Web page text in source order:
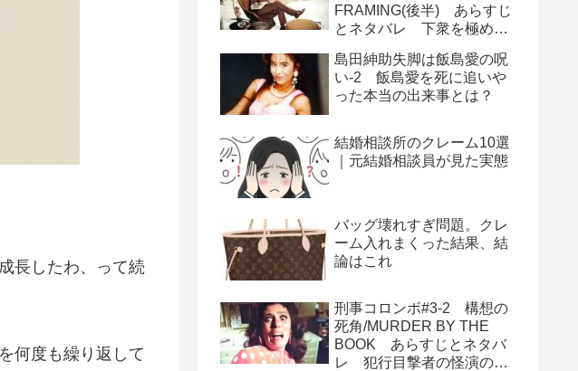
長したわ、って続
何度も繰り返して
FRAMING(後半) あらすじ
とネタバレ 下衆を極めた
島田紳助失脚は飯島愛の呪
い-2 飯島愛を死に追いや
った本当の出来事とは？
結婚相談所のクレーム10選
｜元結婚相談員が見た実態
バッグ壊れすぎ問題。クレ
ーム入れまくった結果、結
論はこれ
刑事コロンボ#3-2 構想の
死角/MURDER BY THE
BOOK あらすじとネタバ
レ 犯行目撃者の怪演の秘